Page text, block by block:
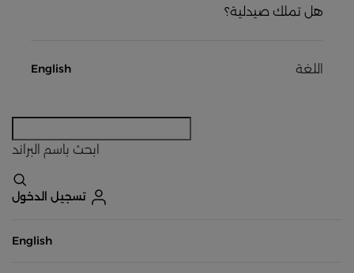
هل تملك صيدلية؟
اللغة English
ابحث باسم البراند
تسجيل الدخول
English